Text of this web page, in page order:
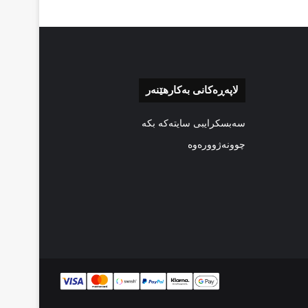
لاپەڕەکانی بەکارهێنەر
سەبسکرایبی سایتەکە بکە
چوونەژوورەوە